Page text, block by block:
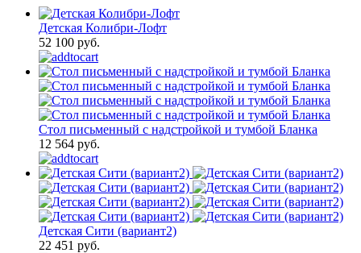
Детская Колибри-Лофт
52 100 руб.
Стол письменный с надстройкой и тумбой Бланка
12 564 руб.
Детская Сити (вариант2)
22 451 руб.